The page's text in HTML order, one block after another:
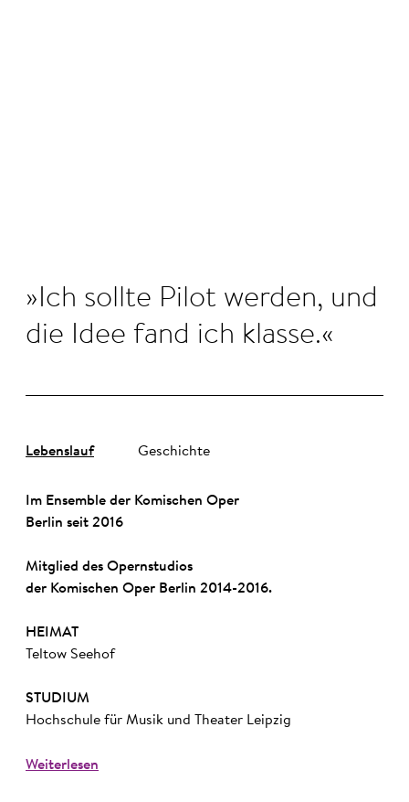
Ich sollte Pilot werden, und
die Idee fand ich klasse.
Lebenslauf Geschichte
Im Ensemble der Komischen Oper
Berlin seit 2016
Mitglied des Opernstudios
der Komischen Oper Berlin 2014-2016.
HEIMAT
Teltow Seehof
STUDIUM
Hochschule für Musik und Theater Leipzig
Weiterlesen